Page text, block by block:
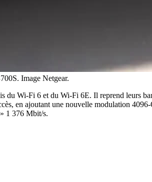
Image Netgear.
du Wi-Fi 6 et du Wi-Fi 6E. Il reprend leurs
en ajoutant une nouvelle modulation
1 376 Mbit/s.